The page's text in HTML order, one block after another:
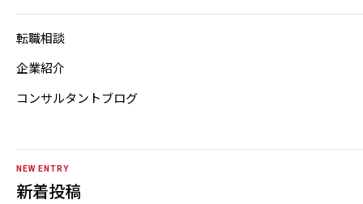
転職相談
企業紹介
コンサルタントブログ
NEW ENTRY
新着投稿